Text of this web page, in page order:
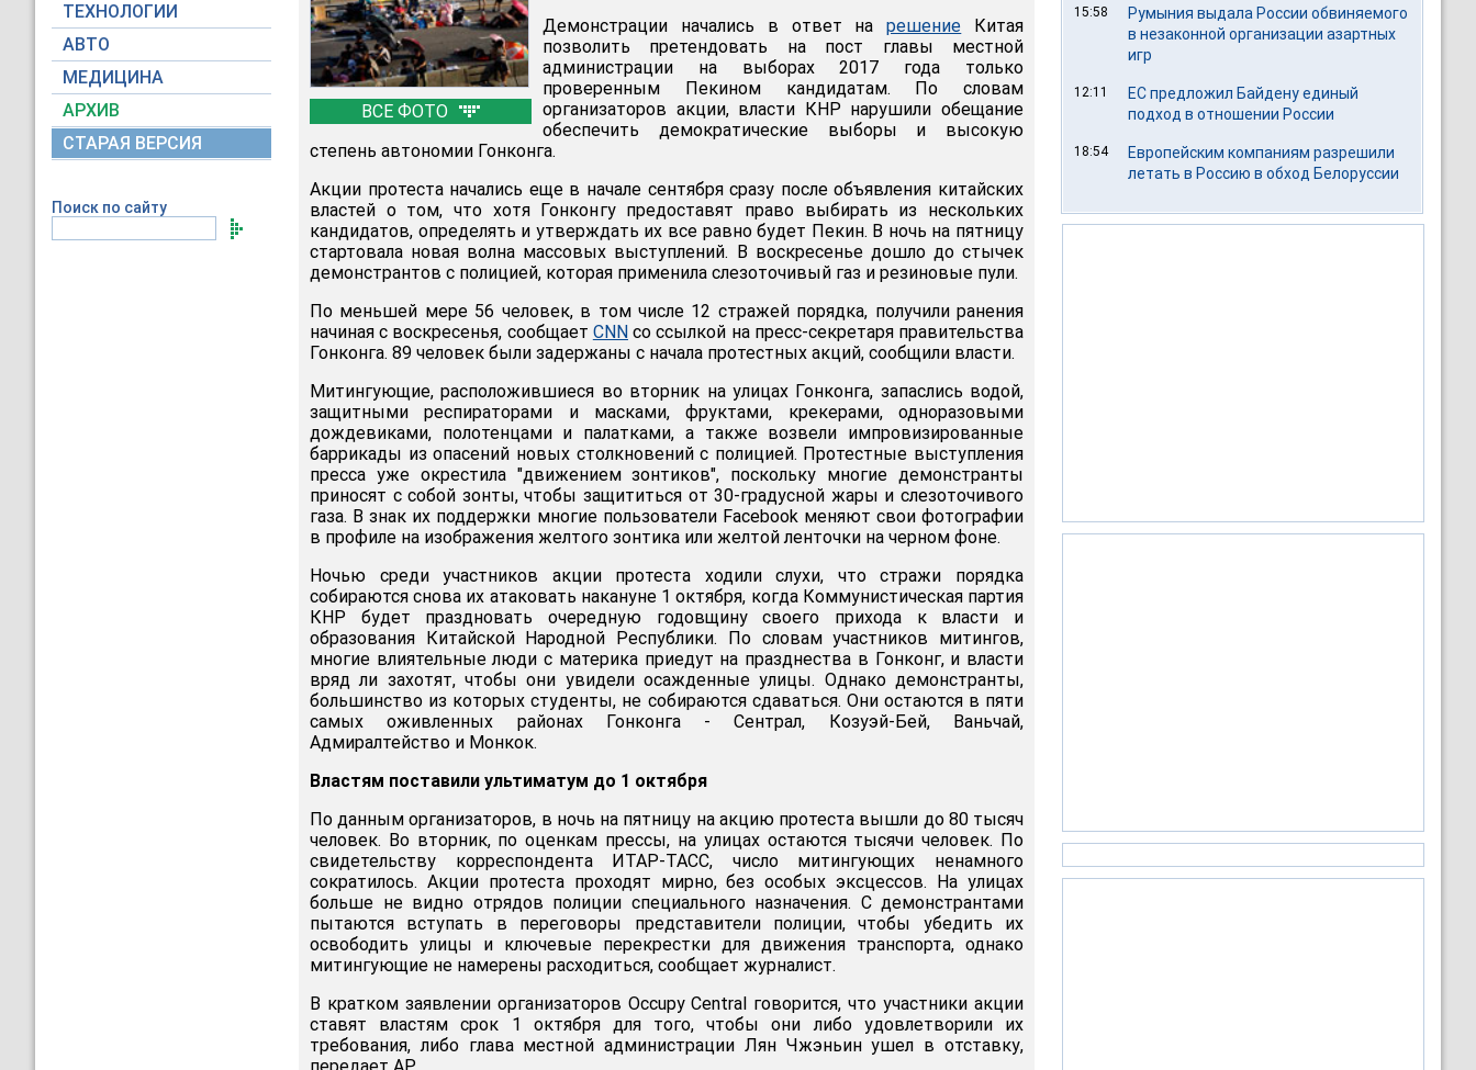
ТЕХНОЛОГИИ
АВТО
МЕДИЦИНА
АРХИВ
СТАРАЯ ВЕРСИЯ
Поиск по сайту
ВСЕ ФОТО
Демонстрации начались в ответ нарешение Китая
позволить претендовать на пост главы местной
администрации на выборах 2017 года только
проверенным Пекином кандидатам. По словам
организаторов акции, власти КНР нарушили обещание
обеспечить демократические выборы и высокую
степень автономии Гонконга.
Акции протеста начались еще в начале сентября сразу после объявления китайских
властей о том, что хотя Гонконгу предоставят право выбирать из нескольких
кандидатов, определять и утверждать их все равно будет Пекин. В ночь на пятницу
стартовала новая волна массовых выступлений. В воскресенье дошло до стычек
демонстрантов с полицией, которая применила слезоточивый газ и резиновые пули.
По меньшей мере 56 человек, в том числе 12 стражей порядка, получили ранения
начиная с воскресенья, сообщает CNNсо ссылкой на пресс-секретаря правительства
Гонконга. 89 человек были задержаны с начала протестных акций, сообщили власти.
Митингующие, расположившиеся во вторник на улицах Гонконга, запаслись водой,
защитными респираторами и масками, фруктами, крекерами, одноразовыми
дождевиками, полотенцами и палатками, а также возвели импровизированные
баррикады из опасений новых столкновений с полицией. Протестные выступления
пресса уже окрестила "движением зонтиков", поскольку многие демонстранты
приносят с собой зонты, чтобы защититься от 30-градусной жары и слезоточивого
газа. В знак их поддержки многие пользователи Facebook меняют свои фотографии
в профиле на изображения желтого зонтика или желтой ленточки на черном фоне.
Ночью среди участников акции протеста ходили слухи, что стражи порядка
собираются снова их атаковать накануне 1 октября, когда Коммунистическая партия
КНР будет праздновать очередную годовщину своего прихода к власти и
образования Китайской Народной Республики. По словам участников митингов,
многие влиятельные люди с материка приедут на празднества в Гонконг, и власти
вряд ли захотят, чтобы они увидели осажденные улицы. Однако демонстранты,
большинство из которых студенты, не собираются сдаваться. Они остаются в пяти
самых оживленных районах Гонконга - Сентрал, Козуэй-Бей, Ваньчай,
Адмиралтейство и Монкок.
Властям поставили ультиматум до 1 октября
По данным организаторов, в ночь на пятницу на акцию протеста вышли до 80 тысяч
человек. Во вторник, по оценкам прессы, на улицах остаются тысячи человек. По
свидетельству корреспондента ИТАР-ТАСС, число митингующих ненамного
сократилось. Акции протеста проходят мирно, без особых эксцессов. На улицах
больше не видно отрядов полиции специального назначения. С демонстрантами
пытаются вступать в переговоры представители полиции, чтобы убедить их
освободить улицы и ключевые перекрестки для движения транспорта, однако
митингующие не намерены расходиться, сообщает журналист.
В кратком заявлении организаторов Occupy Central говорится, что участники акции
ставят властям срок 1 октября для того, чтобы они либо удовлетворили их
требования, либо глава местной администрации Лян Чжэньин ушел в отставку,
15:58
Румыния выдала России обвиняемого
в незаконной организации азартных
игр
12:11
ЕС предложил Байдену единый
подход в отношении России
18:54
Европейским компаниям разрешили
летать в Россию в обход Белоруссии